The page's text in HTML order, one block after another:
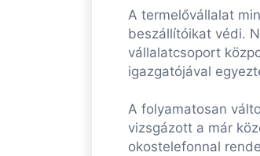
A termelővállalat
beszállítóikat védi.
vállalatcsoport
igazgatójával
A folyamatosan
vizsgázott a már
okostelefonnal